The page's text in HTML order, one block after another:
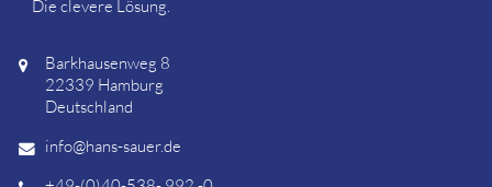
Die clevere Lösung.
Barkhausenweg 8
22339 Hamburg
Deutschland
info@hans-sauer.de